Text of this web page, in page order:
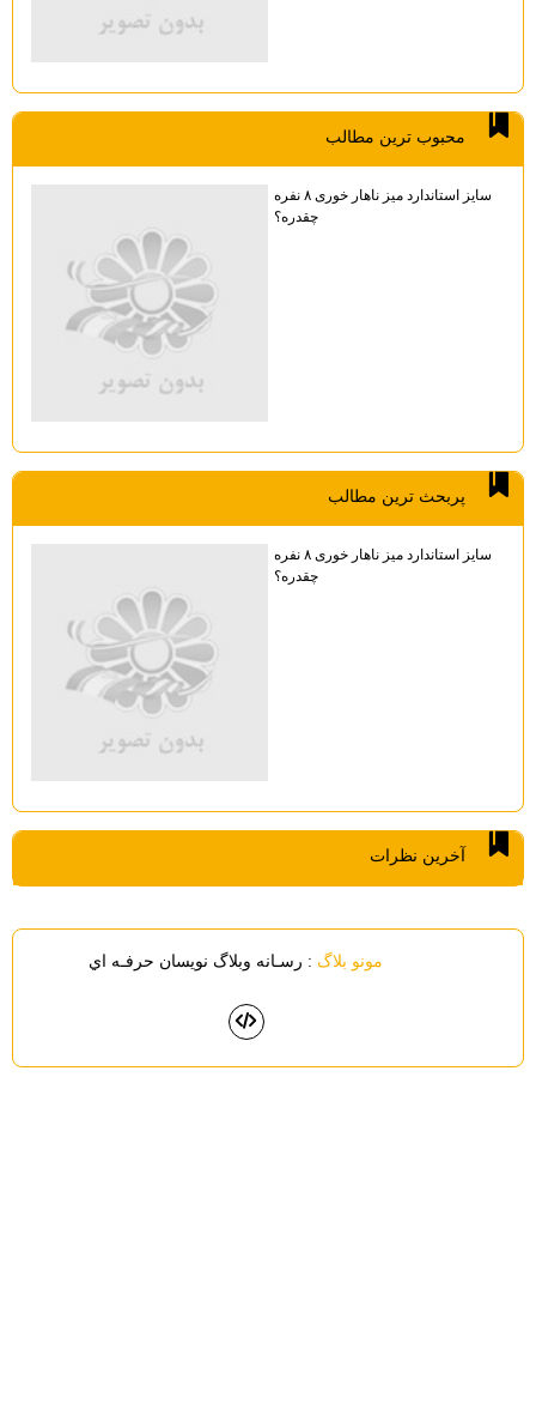
محبوب ترين مطالب
سایز استاندارد میز ناهار خوری ۸ نفره
چقدره؟
پربحث ترين مطالب
سایز استاندارد میز ناهار خوری ۸ نفره
چقدره؟
آخرين نظرات
مونو بلاگ: رسـانه وبلاگ نويسان حرفـه اي